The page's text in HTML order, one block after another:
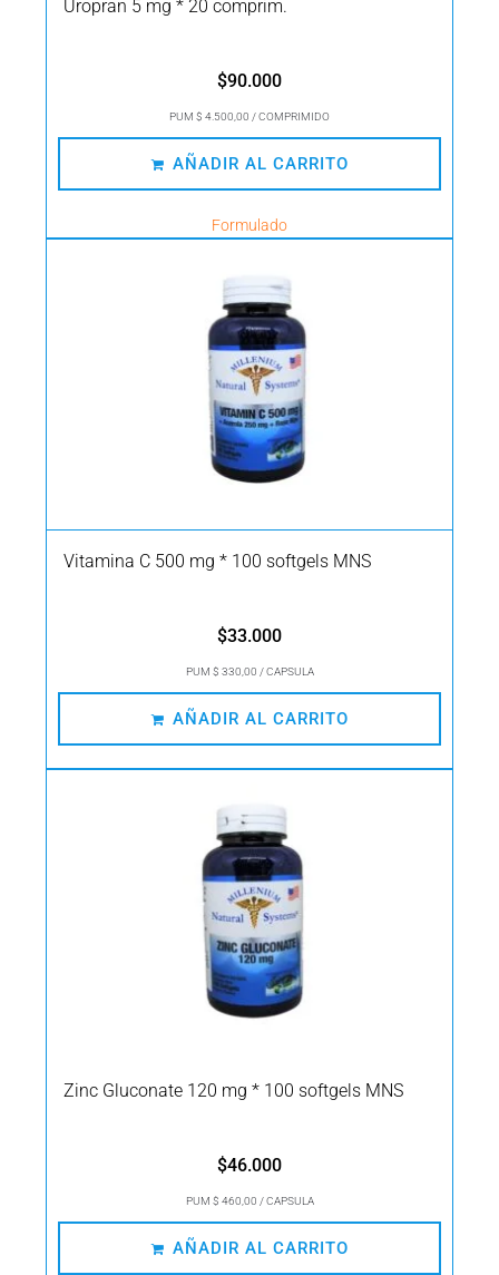
Uropran 5 mg * 20 comprim.
$90.000
PUM $ 4.500,00 / COMPRIMIDO
AÑADIR AL CARRITO
Formulado
Vitamina C 500 mg * 100 softgels MNS
$33.000
PUM $ 330,00 / CAPSULA
AÑADIR AL CARRITO
Zinc Gluconate 120 mg * 100 softgels MNS
$46.000
PUM $ 460,00 / CAPSULA
AÑADIR AL CARRITO